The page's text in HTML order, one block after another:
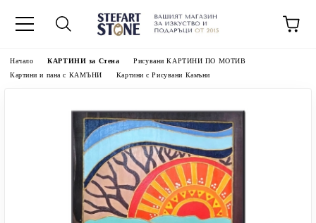
Начало КАРТИНИ за Стена
Рисувани КАРТИНИ ПО МОТИВ
Картини и пана с КАМЪНИ
Картини с Рисувани Камъни